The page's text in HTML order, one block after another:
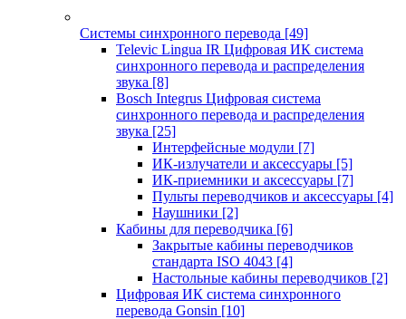
Системы синхронного перевода [49]
Televic Lingua IR Цифровая ИК система
синхронного перевода и распределения
звука [8]
Bosch Integrus Цифровая система
синхронного перевода и распределения
звука [25]
Интерфейсные модули [7]
ИК-излучатели и аксессуары [5]
ИК-приемники и аксессуары [7]
Пульты переводчиков и аксессуары [4]
Наушники [2]
Кабины для переводчика [6]
Закрытые кабины переводчиков
стандарта ISO 4043 [4]
Настольные кабины переводчиков [2]
Цифровая ИК система синхронного
перевода Gonsin [10]